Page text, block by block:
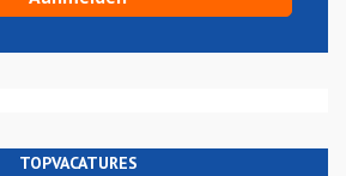
TOPVACATURES